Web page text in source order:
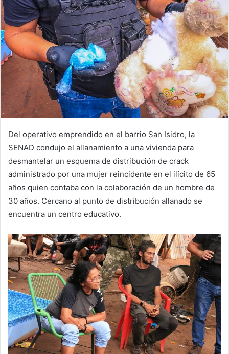
Del operativo emprendido en el barrio San Isidro, la
SENAD condujo el allanamiento a una vivienda para
desmantelar un esquema de distribución de crack
administrado por una mujer reincidente en el ilícito de 65
años quien contaba con la colaboración de un hombre de
30 años. Cercano al punto de distribución allanado se
encuentra un centro educativo.